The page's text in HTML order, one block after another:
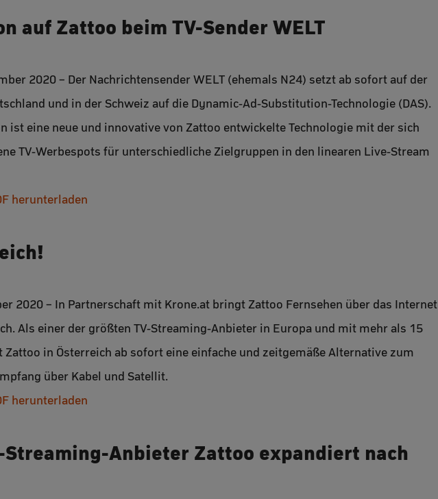
auf Zattoo beim TV-Sender WELT
2020 – Der Nachrichtensender WELT (ehemals N24) setzt ab sofort auf der
und in der Schweiz auf die Dynamic-Ad-Substitution-Technologie (DAS).
ist eine neue und innovative von Zattoo entwickelte Technologie mit der sich
TV-Werbespots für unterschiedliche Zielgruppen in den linearen Live-Stream
herunterladen
2020 – In Partnerschaft mit Krone.at bringt Zattoo Fernsehen über das Internet
Als einer der größten TV-Streaming-Anbieter in Europa und mit mehr als 15
in Österreich ab sofort eine einfache und zeitgemäße Alternative zum
über Kabel und Satellit.
herunterladen
Streaming-Anbieter Zattoo expandiert nach